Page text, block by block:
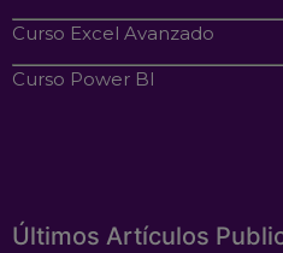
Curso Excel Avanzado
Curso Power BI
Últimos Artículos